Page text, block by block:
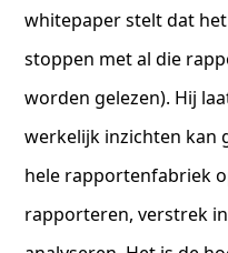
whitepaper stelt dat
stoppen met al die
worden gelezen). Hij
werkelijk inzichten kan
hele rapportenfabriek
rapporteren, verstrek